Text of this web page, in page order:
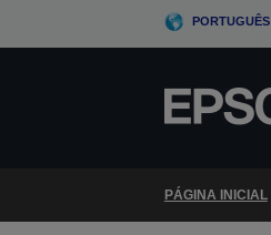
PORTUGUÊS
PÁGINA INICIAL